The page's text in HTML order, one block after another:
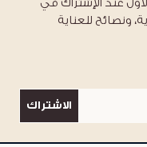
طلبكم الأول عند الإشتراك في
ونصائح للعناية
الاشتراك